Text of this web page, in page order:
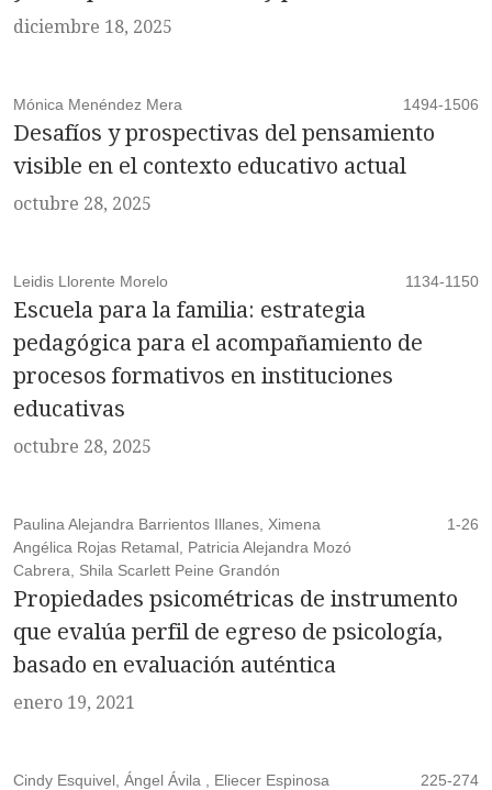
diciembre 18, 2025
Mónica Menéndez Mera 1494-1506
Desafíos y prospectivas del pensamiento
visible en el contexto educativo actual
octubre 28, 2025
Leidis Llorente Morelo 1134-1150
Escuela para la familia: estrategia
pedagógica para el acompañamiento de
procesos formativos en instituciones
educativas
octubre 28, 2025
Paulina Alejandra Barrientos Illanes, Ximena
Angélica Rojas Retamal, Patricia Alejandra Mozó
Cabrera, Shila Scarlett Peine Grandón
1-26
Propiedades psicométricas de instrumento
que evalúa perfil de egreso de psicología,
basado en evaluación auténtica
enero 19, 2021
Cindy Esquivel, Ángel Ávila , Eliecer Espinosa 225-274